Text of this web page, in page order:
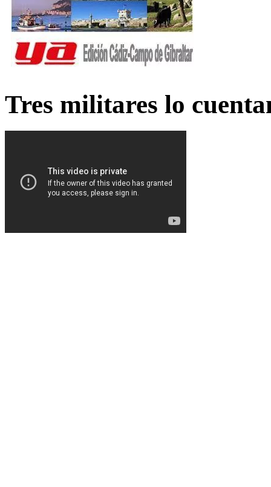
Tres militares lo